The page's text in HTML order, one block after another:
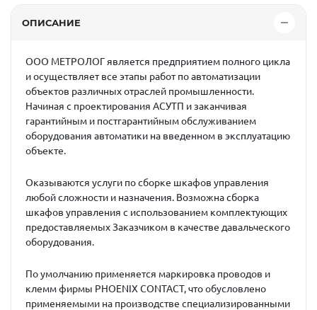
ОПИСАНИЕ
ООО МЕТРОЛОГ является предприятием полного цикла
и осуществляет все этапы работ по автоматизации
объектов различных отраслей промышленности.
Начиная с проектирования АСУТП и заканчивая
гарантийным и постгарантийным обслуживанием
оборудования автоматики на введенном в эксплуатацию
объекте.
Оказываются услуги по сборке шкафов управления
любой сложности и назначения. Возможна сборка
шкафов управления с использованием комплектующих
предоставляемых Заказчиком в качестве давальческого
оборудования.
По умолчанию применяется маркировка проводов и
клемм фирмы PHOENIX CONTACT, что обусловлено
применяемыми на производстве специализированными